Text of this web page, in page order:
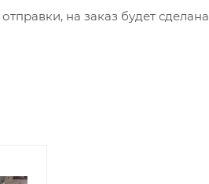
на заказ будет сделана